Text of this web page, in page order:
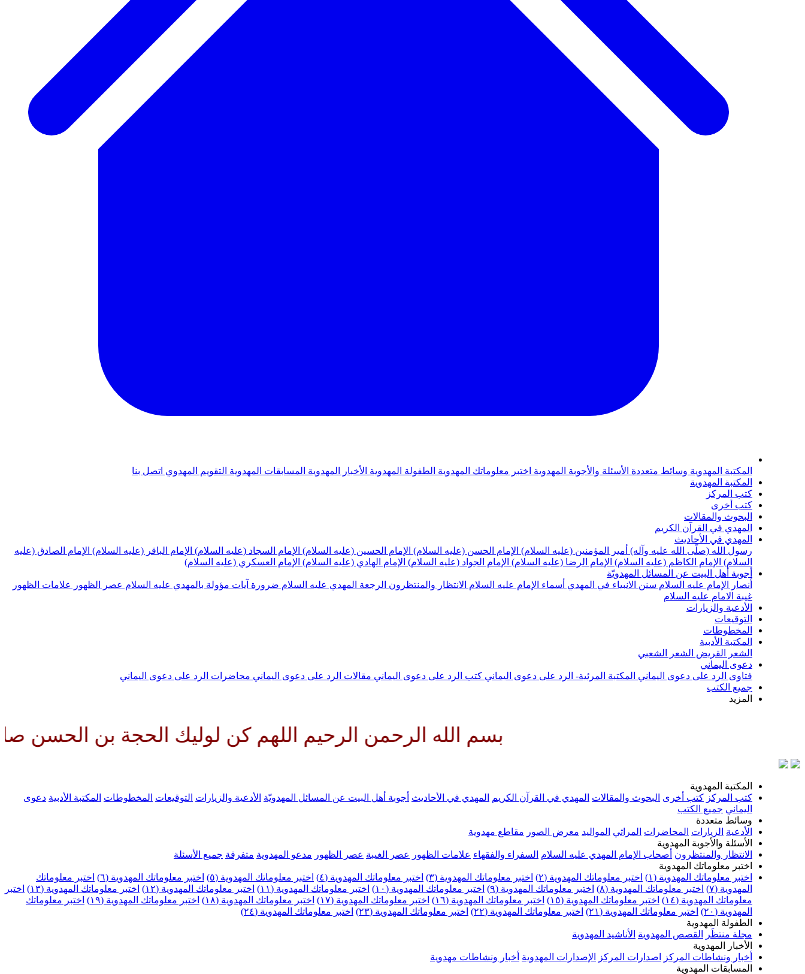
المكتبة المهدوية وسائط متعددة الأسئلة والأجوبة المهدوية اختبر معلوماتك المهدوية الطفولة المهدوية الأخبار المهدوية المسابقات المهدوية التقويم المهدوي اتصل بنا
المكتبة المهدوية
كتب المركز
كتب أخرى
البحوث والمقالات
المهدي في القرآن الكريم
المهدي في الأحاديث
رسول الله (صلّى الله عليه وآله) أمير المؤمنين (عليه السلام) الإمام الحسن (عليه السلام) الإمام الحسين (عليه السلام) الإمام السجاد (عليه السلام) الإمام الباقر (عليه السلام) الإمام الصادق (عليه
السلام) الإمام الكاظم (عليه السلام) الإمام الرضا (عليه السلام) الإمام الجواد (عليه السلام) الإمام الهادي (عليه السلام) الإمام العسكري (عليه السلام)
أجوبة أهل البيت عن المسائل المهدويّة
أنصار الإمام عليه السلام سنن الانبياء في المهدي أسماء الإمام عليه السلام الانتظار والمنتظرون الرجعة المهدي عليه السلام ضرورة آيات مؤولة بالمهدي عليه السلام عصر الظهور
علامات الظهور
غيبة الامام عليه السلام
الأدعية والزيارات
التوقيعات
المخطوطات
المكتبة الأدبية
الشعر القريض الشعر الشعبي
دعوى اليماني
فتاوى الرد على دعوى اليماني المكتبة المرئية- الرد على دعوى اليماني كتب الرد على دعوى اليماني مقالات الرد على دعوى اليماني محاضرات الرد على دعوى اليماني
جميع الكتب
المزيد
بسم الله الرحمن الرحيم اللهم كن لوليك الحجة بن الحسن صلواتك
المكتبة المهدوية
كتب المركز كتب أخرى البحوث والمقالات المهدي في القرآن الكريم المهدي في الأحاديث أجوبة أهل البيت عن المسائل المهدويّة الأدعية والزيارات التوقيعات المخطوطات المكتبة الأدبية دعوى
اليماني جميع الكتب
وسائط متعددة
الأدعية الزيارات المحاضرات المراثي المواليد معرض الصور مقاطع مهدوية
الأسئلة والأجوبة المهدوية
الانتظار والمنتظرون أصحاب الإمام المهدي عليه السلام السفراء والفقهاء علامات الظهور عصر الغيبة عصر الظهور مدعو المهدوية متفرقة جميع الأسئلة
اختبر معلوماتك المهدوية
اختبر معلوماتك المهدوية (١)
اختبر معلوماتك المهدوية (٢) اختبر معلوماتك المهدوية (٣) اختبر معلوماتك المهدوية (٤) اختبر معلوماتك المهدوية (٥) اختبر معلوماتك المهدوية (٦)
اختبر معلوماتك
المهدوية (٧)
اختبر معلوماتك المهدوية (٨) اختبر معلوماتك المهدوية (٩) اختبر معلوماتك المهدوية (١٠) اختبر معلوماتك المهدوية (١١) اختبر معلوماتك المهدوية (١٢) اختبر معلوماتك المهدوية (١٣)
اختبر
معلوماتك المهدوية (١٤)
اختبر معلوماتك المهدوية (١٥) اختبر معلوماتك المهدوية (١٦) اختبر معلوماتك المهدوية (١٧) اختبر معلوماتك المهدوية (١٨) اختبر معلوماتك المهدوية (١٩)
اختبر معلوماتك
المهدوية (٢٠)
اختبر معلوماتك المهدوية (٢١) اختبر معلوماتك المهدوية (٢٢) اختبر معلوماتك المهدوية (٢٣)
اختبر معلوماتك المهدوية (٢٤)
الطفولة المهدوية
مجلة منتظَر
القصص المهدوية الأناشيد المهدوية
الأخبار المهدوية
أخبار ونشاطات المركز
اصدارات المركز الإصدارات المهدوية أخبار ونشاطات مهدوية
المسابقات المهدوية